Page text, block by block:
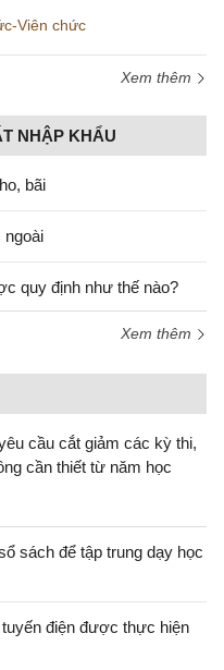
Viên chức
Xem thêm
NHẬP KHẨU
bãi
ngoài
quy định như thế nào?
Xem thêm
cầu cắt giảm các kỳ thi,
cần thiết từ năm học
sách để tập trung dạy học
điện được thực hiện